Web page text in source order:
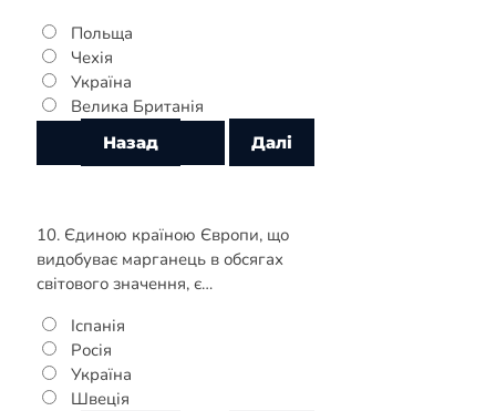
Польща
Чехія
Україна
Велика Британія
10. Єдиною країною Європи, що
видобуває марганець в обсягах
світового значення, є…
Іспанія
Росія
Україна
Швеція